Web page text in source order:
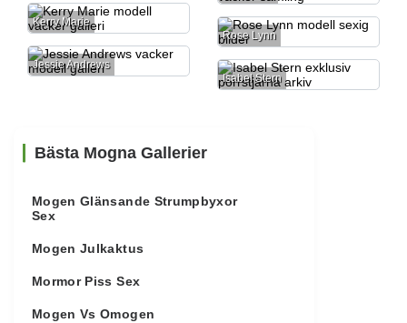
Kerry Marie
Rose Lynn
Jessie Andrews
Isabel Stern
Bästa Mogna Gallerier
Mogen Glänsande Strumpbyxor
Sex
Mogen Julkaktus
Mormor Piss Sex
Mogen Vs Omogen